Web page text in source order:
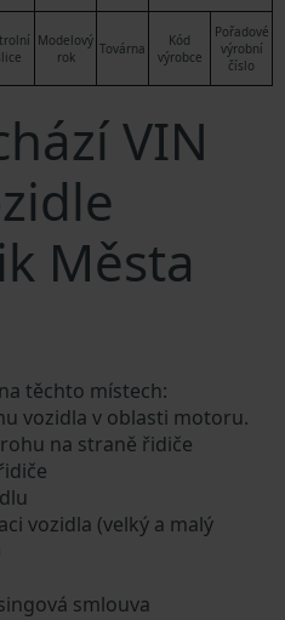
Modelový
rok
Továrna
Kód
výrobce
Pořadové
výrobní
číslo
VIN
Města
těchto místech:
vozidla v oblasti motoru.
na straně řidiče
vozidla (velký a malý
smlouva